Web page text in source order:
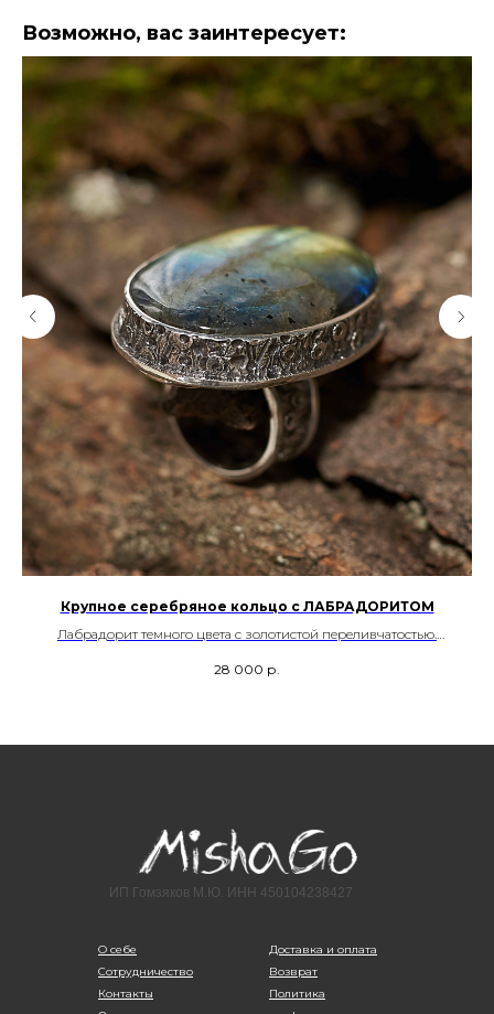
Возможно, вас заинтересует:
Крупное серебряное кольцо с ЛАБРАДОРИТОМ
Лабрадорит темного цвета с золотистой переливчатостью.
28 000 р.
О себе
Сотрудничество
Контакты
ИП Гомзяков М.Ю. ИНН 450104238427
Доставка и оплата
Возврат
Политика